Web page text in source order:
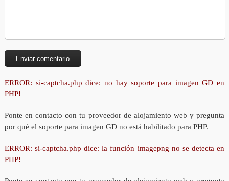
ERROR: si-captcha.php dice: no hay soporte para imagen GD en
PHP!
Ponte en contacto con tu proveedor de alojamiento web y pregunta
por qué el soporte para imagen GD no está habilitado para PHP.
ERROR: si-captcha.php dice: la función imagepng no se detecta en
PHP!